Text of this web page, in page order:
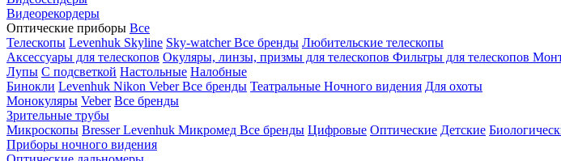
Видеорекордеры
Оптические приборы Все
Телескопы Levenhuk Skyline Sky-watcherВсе бренды Любительские телескопы
Аксессуары для телескопов Окуляры, линзы, призмы для телескопов Фильтры для телескопов
Лупы С подсветкой Настольные Налобные
Бинокли Levenhuk Nikon VeberВсе бренды Театральные Ночного видения Для охоты
Монокуляры Veber Все бренды
Зрительные трубы
Микроскопы BresserLevenhuk Микромед Все бренды Цифровые Оптические Детские
Приборы ночного видения